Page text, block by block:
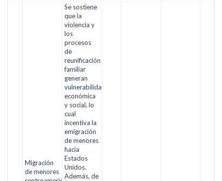
Migración
de menores
Se sostiene
que la
violencia y
los
procesos
de
reunificación
familiar
generan
vulnerabilidad
económica
y social, lo
cual
incentiva la
emigración
de menores
hacia
Estados
Unidos.
Además, de